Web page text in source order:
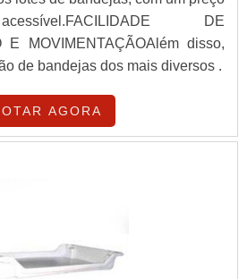
DE
E MOVIMENTAÇÃOAlém disso,
de bandejas dos mais diversos .
AGORA